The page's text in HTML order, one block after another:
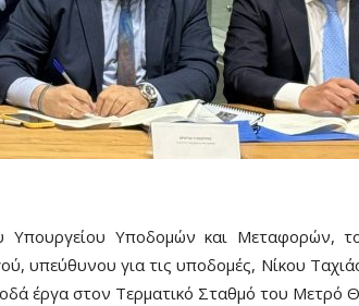
Υπουργείου Υποδομών και Μεταφορών,
υπεύθυνου για τις υποδομές, Νίκου
έργα στον Τερματικό Σταθμό του Μετρό